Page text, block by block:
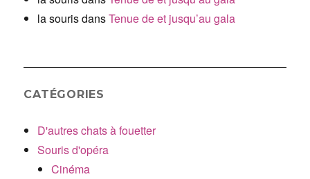
la sourisdansTenue de et jusqu’au gala
CATÉGORIES
D'autres chats à fouetter
Souris d'opéra
Cinéma